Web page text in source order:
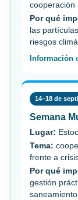
cooperación
Por qué
las
riesgos
Información
14–18 de
Semana
Lugar:
Tema:
frente a
Por qué
gestión